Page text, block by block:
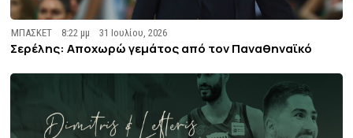
ΜΠΑΣΚΕΤ 8:22 μμ 31 Ιουλίου, 2026
Σερέλης: Αποχωρώ γεμάτος από τον Παναθηναϊκό